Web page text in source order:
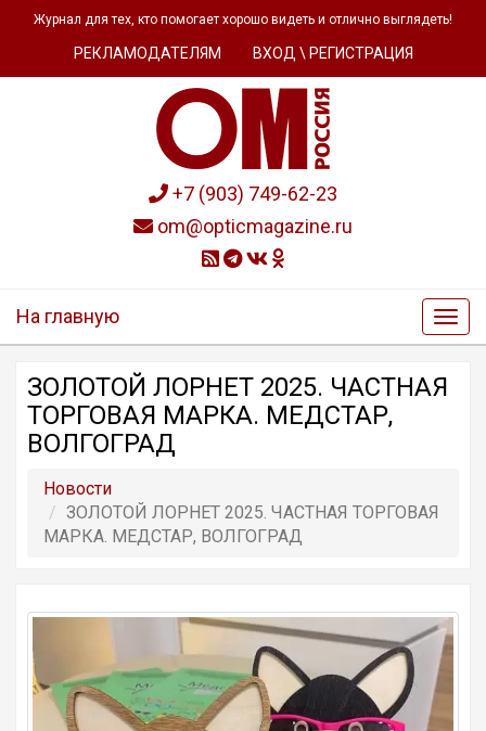
Журнал для тех, кто помогает хорошо видеть и отлично выглядеть!
РЕКЛАМОДАТЕЛЯМ ВХОД \ РЕГИСТРАЦИЯ
+7 (903) 749-62-23
om@opticmagazine.ru
На главную
ЗОЛОТОЙ ЛОРНЕТ 2025. ЧАСТНАЯ
ТОРГОВАЯ МАРКА. МЕДСТАР,
ВОЛГОГРАД
Новости
ЗОЛОТОЙ ЛОРНЕТ 2025. ЧАСТНАЯ ТОРГОВАЯ
МАРКА. МЕДСТАР, ВОЛГОГРАД